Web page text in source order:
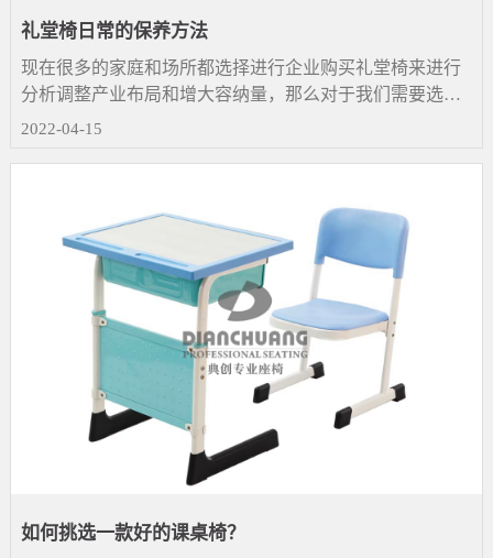
礼堂椅日常的保养方法
现在很多的家庭和场所都选择进行企业购买礼堂椅来进行
分析调整产业布局和增大容纳量，那么对于我们需要选择
家具礼堂椅​应该怎么选择呢？购买之后应该在去保养比较
2022-04-15
如何挑选一款好的课桌椅？